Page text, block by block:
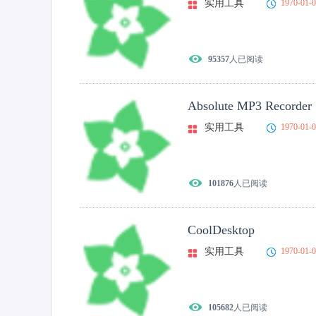
实用工具 1970-01-
95357人已阅读
Absolute MP3 Recorder
实用工具 1970-01-
101876人已阅读
CoolDesktop
实用工具 1970-01-
105682人已阅读